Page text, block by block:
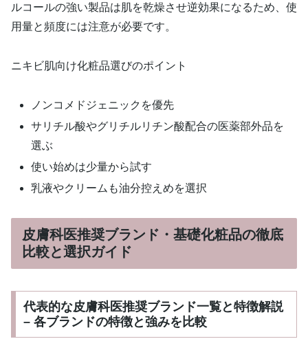
ルコールの強い製品は肌を乾燥させ逆効果になるため、使
用量と頻度には注意が必要です。
ニキビ肌向け化粧品選びのポイント
ノンコメドジェニックを優先
サリチル酸やグリチルリチン酸配合の医薬部外品を
選ぶ
使い始めは少量から試す
乳液やクリームも油分控えめを選択
皮膚科医推奨ブランド・基礎化粧品の徹底
比較と選択ガイド
代表的な皮膚科医推奨ブランド一覧と特徴解説
– 各ブランドの特徴と強みを比較